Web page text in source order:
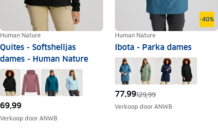
Human Nature
Quites - Softshelljas
dames - Human Nature
69,99
Verkoop doorANWB
-40%
Human Nature
Ibota - Parka dames
77,99129,99
Verkoop doorANWB